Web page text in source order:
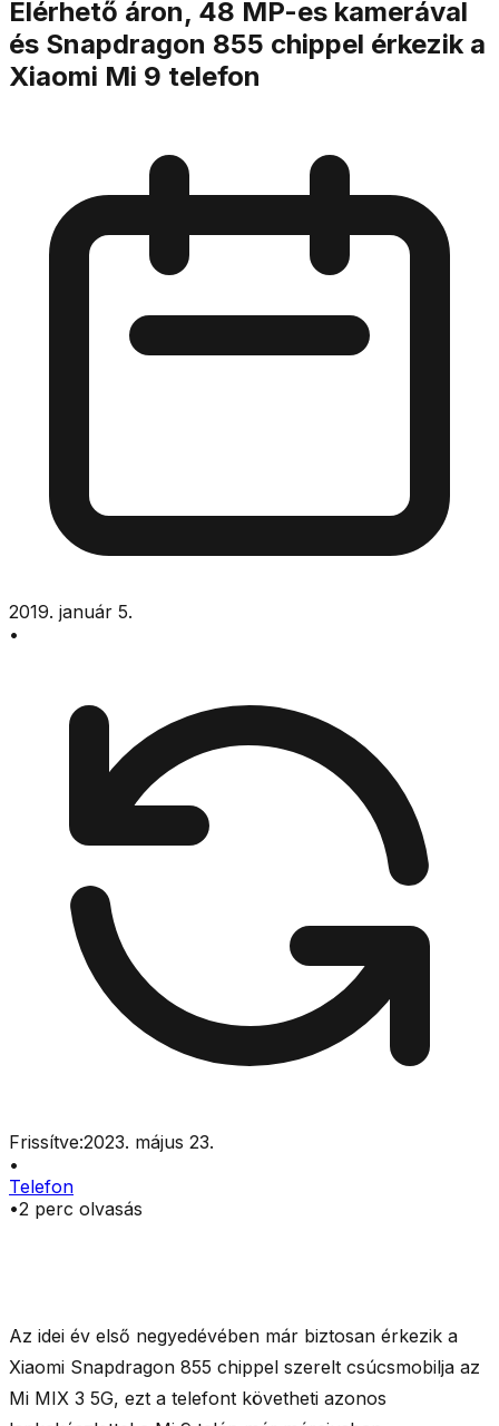
Elérhető áron, 48 MP-es kamerával
és Snapdragon 855 chippel érkezik a
Xiaomi Mi 9 telefon
2019. január 5.
•
Frissítve:2023. május 23.
•
Telefon
•2 perc olvasás
Az idei év első negyedévében már biztosan érkezik a
Xiaomi Snapdragon 855 chippel szerelt csúcsmobilja az
Mi MIX 3 5G, ezt a telefont követheti azonos